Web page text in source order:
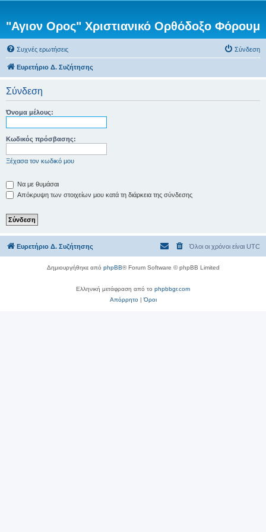
"Αγιον Ορος" Χριστιανικό Ορθόδοξο Φόρουμ
Συχνές ερωτήσεις Σύνδεση
Ευρετήριο Δ. Συζήτησης
Σύνδεση
Όνομα μέλους:
Κωδικός πρόσβασης:
Ξέχασα τον κωδικό μου
Να με θυμάσαι
Απόκρυψη των στοιχείων μου κατά τη διάρκεια της σύνδεσης
Ευρετήριο Δ. Συζήτησης Όλοι οι χρόνοι είναι UTC
Δημιουργήθηκε από phpBB® Forum Software © phpBB Limited
Ελληνική μετάφραση από το phpbbgr.com
Απόρρητο|Όροι